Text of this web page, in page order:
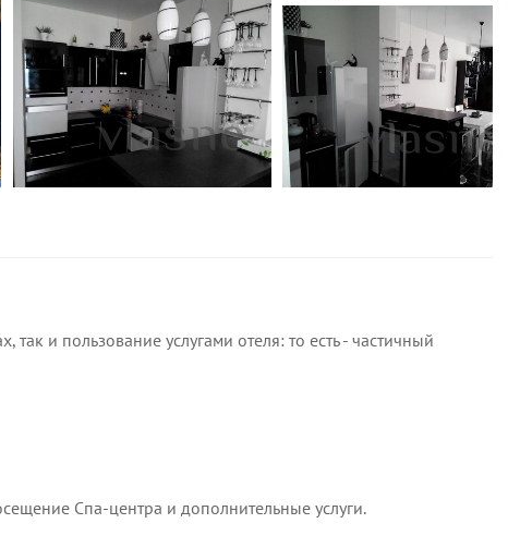
и пользование услугами отеля: то есть - частичный
Спа-центра и дополнительные услуги.